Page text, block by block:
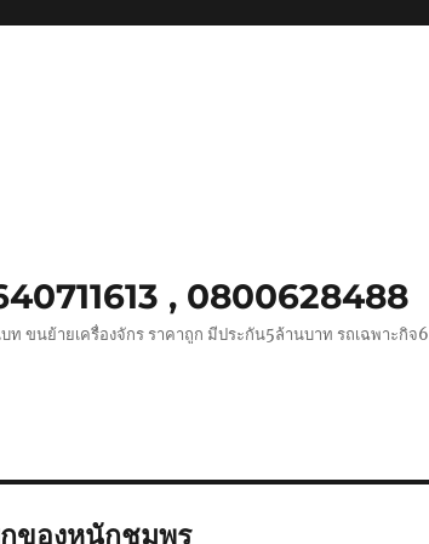
, 0800628488
ท ขนย้ายเครื่องจักร ราคาถูก มีประกัน5ล้านบาท รถเฉพาะกิจ
ของหนักชุมพร